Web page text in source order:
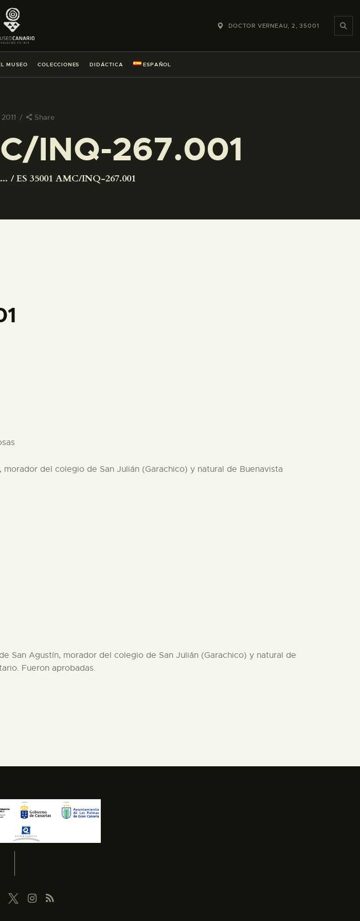
DOCTOR VERNEAU, 2, 35001
MUSEO COLECCIONES DIDÁCTICA ESPAÑOL
Share
INQ-267.001
... ES 35001 AMC/INQ-267.001
del colegio de San Julián (Garachico) y natural de Buenavista
San Agustín, morador del colegio de San Julián (Garachico) y natural de
Fueron aprobadas.